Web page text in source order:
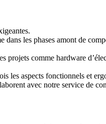
dans les phases amont de
projets comme hardware
les aspects fonctionnels et
avec notre service de